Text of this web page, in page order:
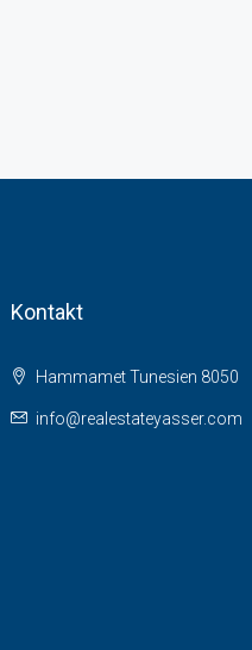
Kontakt
Hammamet Tunesien 8050
info@realestateyasser.com